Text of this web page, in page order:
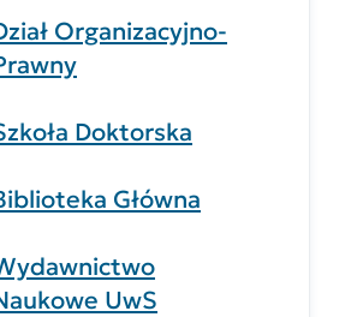
Organizacyjno-
Doktorska
Główna
UwS